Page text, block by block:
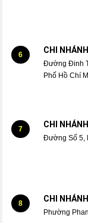
6 CHI
Đường Đinh
Phố Hồ Chí
7 CHI
Đường Số 5,
8 CHI
Phường